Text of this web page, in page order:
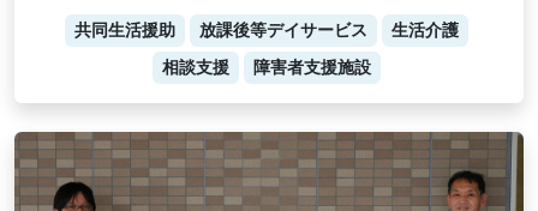
共同生活援助 放課後等デイサービス
生活介護
相談支援
障害者支援施設